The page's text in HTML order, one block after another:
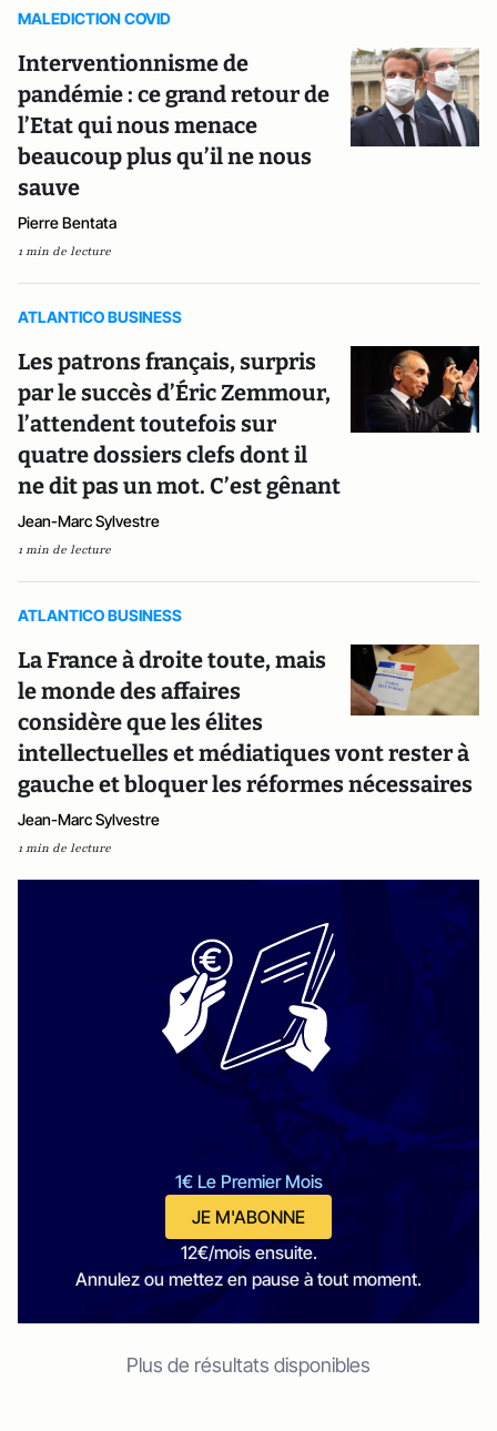
MALEDICTION COVID
Interventionnisme de
pandémie : ce grand retour de
l’Etat qui nous menace
beaucoup plus qu’il ne nous
sauve
Pierre Bentata
1 min de lecture
ATLANTICO BUSINESS
Les patrons français, surpris
par le succès d’Éric Zemmour,
l’attendent toutefois sur
quatre dossiers clefs dont il
ne dit pas un mot. C’est gênant
Jean-Marc Sylvestre
1 min de lecture
ATLANTICO BUSINESS
La France à droite toute, mais
le monde des affaires
considère que les élites
intellectuelles et médiatiques vont rester à
gauche et bloquer les réformes nécessaires
Jean-Marc Sylvestre
1 min de lecture
1€ Le Premier Mois
JE M'ABONNE
12€/mois ensuite.
Annulez ou mettez en pause à tout moment.
Plus de résultats disponibles